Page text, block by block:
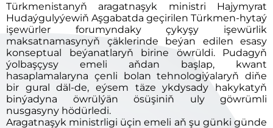
Türkmenistanyň aragatnaşyk ministri Hajymyrat
Hudaýgulyýewiň Aşgabatda geçirilen Türkmen-hytaý
işewürler forumyndaky çykyşy işewürlik
maksatnamasynyň çäklerinde beýan edilen esasy
konseptual beýanatlaryň birine öwrüldi. Pudagyň
ýolbaşçysy emeli aňdan başlap, kwant
hasaplamalaryna çenli bolan tehnologiýalaryň diňe
bir gural däl-de, eýsem täze ykdysady hakykatyň
binýadyna öwrülýän ösüşiniň uly göwrümli
nusgasyny hödürledi.
Aragatnaşyk ministrligi üçin emeli aň şu günki günde